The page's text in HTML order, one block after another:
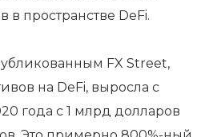
в пространстве DeFi.
FX Street,
на DeFi, выросла с
года с 1 млрд долларов